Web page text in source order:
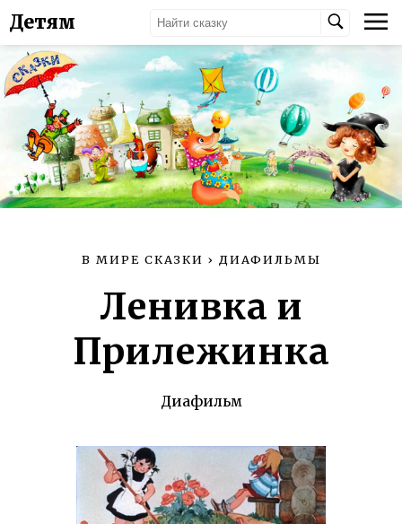
Детям
В МИРЕ СКАЗКИ › ДИАФИЛЬМЫ
Ленивка и
Прилежинка
Диафильм